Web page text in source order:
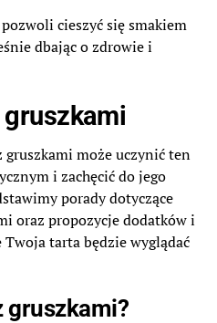
cieszyć się smakiem
dbając o zdrowie i
gruszkami może uczynić ten
i zachęcić do jego
porady dotyczące
oraz propozycje dodatków i
tarta będzie wyglądać
gruszkami?